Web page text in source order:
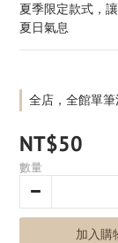
夏季限定款式，
夏日氣息
全店，全館單
NT$50
數量
加入購